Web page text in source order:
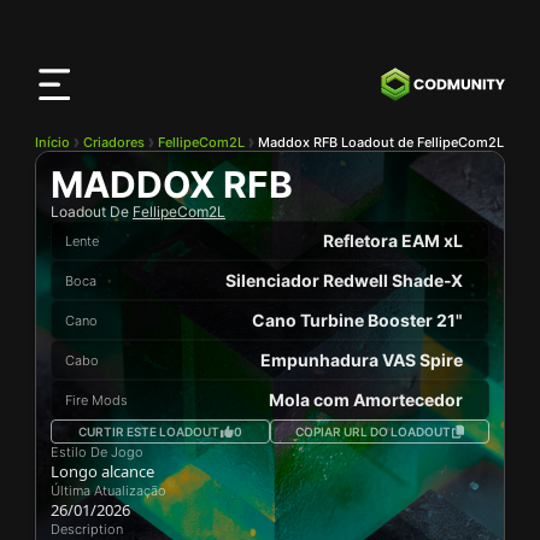
Início Criadores FellipeCom2L Maddox RFB Loadout de FellipeCom2L
MADDOX RFB
Loadout De FellipeCom2L
Lente Refletora EAM xL
Boca Silenciador Redwell Shade-X
Cano Cano Turbine Booster 21"
Cabo Empunhadura VAS Spire
Fire Mods Mola com Amortecedor
CURTIR ESTE LOADOUT 0 COPIAR URL DO LOADOUT
Estilo De Jogo
Longo alcance
Última Atualização
26/01/2026
Description